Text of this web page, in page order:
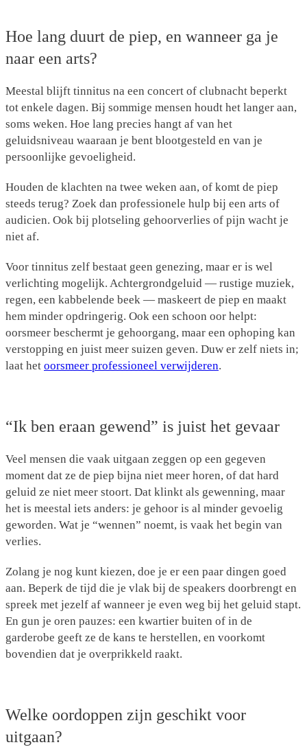
Hoe lang duurt de piep, en wanneer ga je
naar een arts?
Meestal blijft tinnitus na een concert of clubnacht beperkt
tot enkele dagen. Bij sommige mensen houdt het langer aan,
soms weken. Hoe lang precies hangt af van het
geluidsniveau waaraan je bent blootgesteld en van je
persoonlijke gevoeligheid.
Houden de klachten na twee weken aan, of komt de piep
steeds terug? Zoek dan professionele hulp bij een arts of
audicien. Ook bij plotseling gehoorverlies of pijn wacht je
niet af.
Voor tinnitus zelf bestaat geen genezing, maar er is wel
verlichting mogelijk. Achtergrondgeluid — rustige muziek,
regen, een kabbelende beek — maskeert de piep en maakt
hem minder opdringerig. Ook een schoon oor helpt:
oorsmeer beschermt je gehoorgang, maar een ophoping kan
verstopping en juist meer suizen geven. Duw er zelf niets in;
laat het oorsmeer professioneel verwijderen.
“Ik ben eraan gewend” is juist het gevaar
Veel mensen die vaak uitgaan zeggen op een gegeven
moment dat ze de piep bijna niet meer horen, of dat hard
geluid ze niet meer stoort. Dat klinkt als gewenning, maar
het is meestal iets anders: je gehoor is al minder gevoelig
geworden. Wat je “wennen” noemt, is vaak het begin van
verlies.
Zolang je nog kunt kiezen, doe je er een paar dingen goed
aan. Beperk de tijd die je vlak bij de speakers doorbrengt en
spreek met jezelf af wanneer je even weg bij het geluid stapt.
En gun je oren pauzes: een kwartier buiten of in de
garderobe geeft ze de kans te herstellen, en voorkomt
bovendien dat je overprikkeld raakt.
Welke oordoppen zijn geschikt voor
uitgaan?